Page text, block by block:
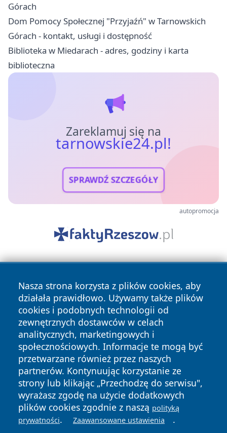
Górach
Dom Pomocy Społecznej "Przyjaźń" w Tarnowskich
Górach - kontakt, usługi i dostępność
Biblioteka w Miedarach - adres, godziny i karta
biblioteczna
Zareklamuj się na
tarnowskie24.pl!
SPRAWDŹ SZCZEGÓŁY
autopromocja
Nasza strona korzysta z plików cookies, aby
działała prawidłowo. Używamy także plików
cookies i podobnych technologii od
zewnętrznych dostawców w celach
analitycznych, marketingowych i
społecznościowych. Informacje te mogą być
przetwarzane również przez naszych
partnerów. Kontynuując korzystanie ze
strony lub klikając „Przechodzę do serwisu",
wyrażasz zgodę na użycie dodatkowych
plików cookies zgodnie z naszą polityką
prywatności. Zaawansowane ustawienia .
Copyright © 2026 tarnowskie24.pl Wszystkie prawa
zastrzeżone.
News Autorzy
Polityka
Prywatności
Polityka
Cookies